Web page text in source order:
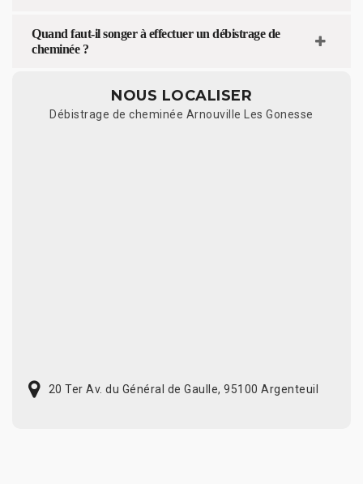
Quand faut-il songer à effectuer un débistrage de
cheminée ?
NOUS LOCALISER
Débistrage de cheminée Arnouville Les Gonesse
20 Ter Av. du Général de Gaulle, 95100 Argenteuil